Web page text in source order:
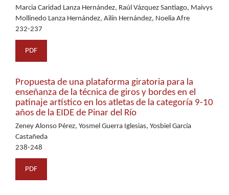
Marcia Caridad Lanza Hernández, Raúl Vázquez Santiago, Maivys
Mollinedo Lanza Hernández, Ailín Hernández, Noelia Afre
232-237
PDF
Propuesta de una plataforma giratoria para la
enseñanza de la técnica de giros y bordes en el
patinaje artístico en los atletas de la categoría 9-10
años de la EIDE de Pinar del Río
Zeney Alonso Pérez, Yosmel Guerra Iglesias, Yosbiel García
Castañeda
238-248
PDF